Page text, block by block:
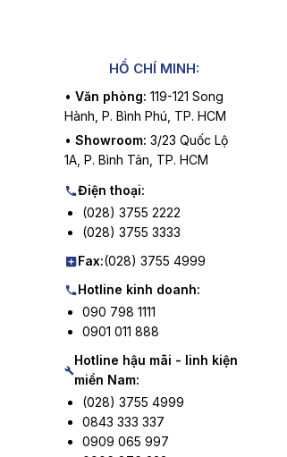
HỒ CHÍ MINH:
• Văn phòng: 119-121 Song
Hành, P. Bình Phú, TP. HCM
• Showroom: 3/23 Quốc Lộ
1A, P. Bình Tân, TP. HCM
Điện thoại:
(028) 3755 2222
(028) 3755 3333
Fax:(028) 3755 4999
Hotline kinh doanh:
090 798 1111
0901 011 888
Hotline hậu mãi - linh kiện
miền Nam:
(028) 3755 4999
0843 333 337
0909 065 997